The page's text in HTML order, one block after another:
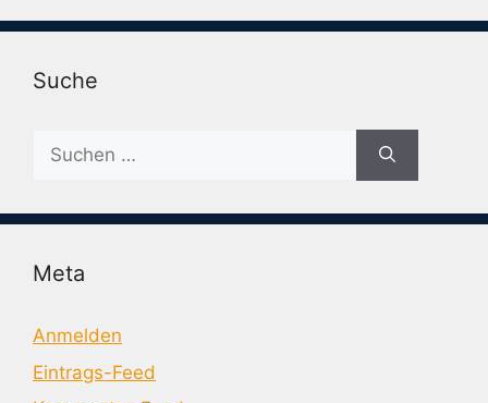
Suche
Suche
nach:
Meta
Anmelden
Eintrags-Feed